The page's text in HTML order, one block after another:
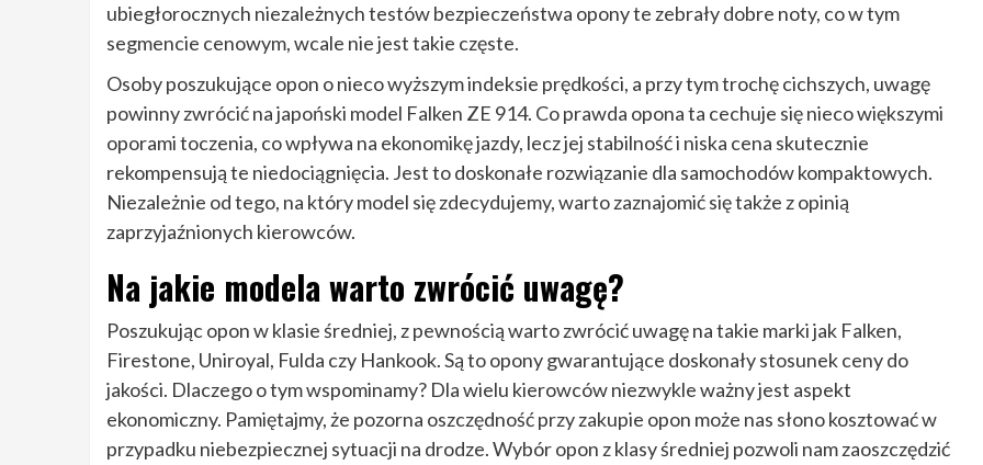
ubiegłorocznych niezależnych testów bezpieczeństwa opony te zebrały dobre noty, co w tym
segmencie cenowym, wcale nie jest takie częste.
Osoby poszukujące opon o nieco wyższym indeksie prędkości, a przy tym trochę cichszych, uwagę
powinny zwrócić na japoński model Falken ZE 914. Co prawda opona ta cechuje się nieco większymi
oporami toczenia, co wpływa na ekonomikę jazdy, lecz jej stabilność i niska cena skutecznie
rekompensują te niedociągnięcia. Jest to doskonałe rozwiązanie dla samochodów kompaktowych.
Niezależnie od tego, na który model się zdecydujemy, warto zaznajomić się także z opinią
zaprzyjaźnionych kierowców.
Na jakie modela warto zwrócić uwagę?
Poszukując opon w klasie średniej, z pewnością warto zwrócić uwagę na takie marki jak Falken,
Firestone, Uniroyal, Fulda czy Hankook. Są to opony gwarantujące doskonały stosunek ceny do
jakości. Dlaczego o tym wspominamy? Dla wielu kierowców niezwykle ważny jest aspekt
ekonomiczny. Pamiętajmy, że pozorna oszczędność przy zakupie opon może nas słono kosztować w
przypadku niebezpiecznej sytuacji na drodze. Wybór opon z klasy średniej pozwoli nam zaoszczędzić